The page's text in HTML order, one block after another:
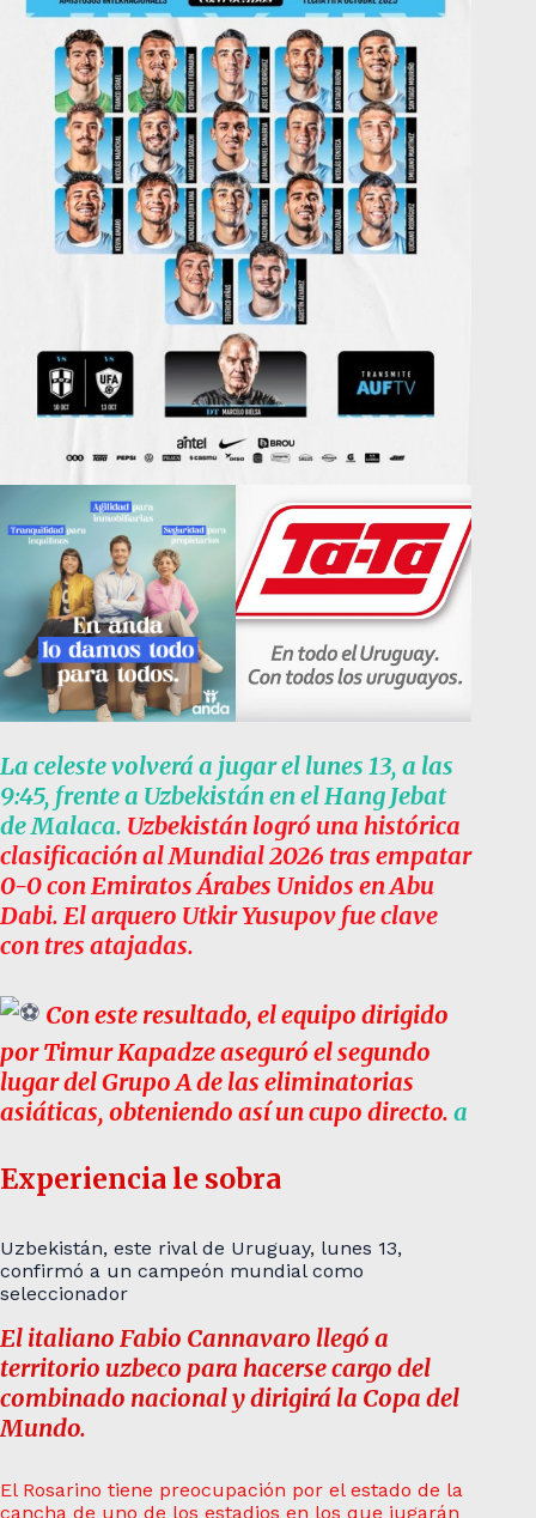
La celeste volverá a jugar el lunes 13, a las
9:45, frente a Uzbekistán en el Hang Jebat
de Malaca. Uzbekistán logró una histórica
clasificación al Mundial 2026 tras empatar
0-0 con Emiratos Árabes Unidos en Abu
Dabi. El arquero Utkir Yusupov fue clave
con tres atajadas.
Con este resultado, el equipo dirigido
por Timur Kapadze aseguró el segundo
lugar del Grupo A de las eliminatorias
asiáticas, obteniendo así un cupo directo. a
Experiencia le sobra
Uzbekistán, este rival de Uruguay, lunes 13,
confirmó a un campeón mundial como
seleccionador
El italiano Fabio Cannavaro llegó a
territorio uzbeco para hacerse cargo del
combinado nacional y dirigirá la Copa del
Mundo.
El Rosarino tiene preocupación por el estado de la
cancha de uno de los estadios en los que jugarán